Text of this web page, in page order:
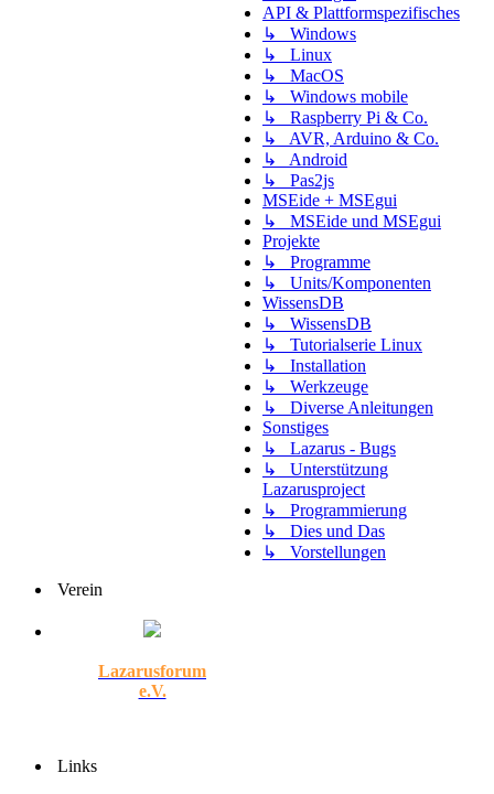
API & Plattformspezifisches
↳ Windows
↳ Linux
↳ MacOS
↳ Windows mobile
↳ Raspberry Pi & Co.
↳ AVR, Arduino & Co.
↳ Android
↳ Pas2js
MSEide + MSEgui
↳ MSEide und MSEgui
Projekte
↳ Programme
↳ Units/Komponenten
WissensDB
↳ WissensDB
↳ Tutorialserie Linux
↳ Installation
↳ Werkzeuge
↳ Diverse Anleitungen
Sonstiges
↳ Lazarus - Bugs
↳ Unterstützung
Lazarusproject
↳ Programmierung
↳ Dies und Das
↳ Vorstellungen
Verein
Lazarusforum
e.V.
Links